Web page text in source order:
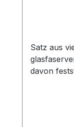
Satz aus
davon